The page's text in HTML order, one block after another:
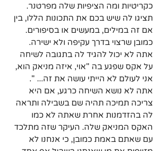
כקריטיות ומה הציפיות שלה מפרטנר.
תציגו לה שיש בכם את התכונות הללו, בין
אם זה במילים, במעשים או בסיפורים.
כמובן שרצוי בדרך עקיפה ולא ישירה.
אתה לא יכול להגיד לה בתגובה לשיחה
על אקס שפגע בה "אוי, איזה מניאק הוא,
אני לעולם לא הייתי עושה את זה... ".
אתה לא נושא השיחה כרגע, אם היא
צריכה תמיכה תהיה שם בשבילה ותראה
לה בהזדמנות אחרת שאתה לא כמו
האקס המניאק שלה. העיקר שזה מתלכד
עם שאתם באמת כמובן, כי אנחנו לא